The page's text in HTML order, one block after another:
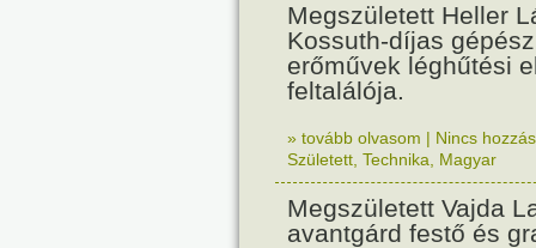
Megszületett Heller
Kossuth-díjas
erőművek léghűtési
feltalálója.
» tovább olvasom | Nincs
Született Technika Magyar
Megszületett Vajda
avantgárd festő és